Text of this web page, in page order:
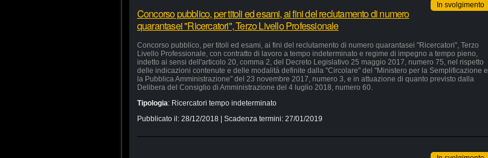
In svolgimento
Concorso pubblico, per titoli ed esami, ai fini del reclutamento di numero
quarantasei "Ricercatori", Terzo Livello Professionale
Concorso pubblico, per titoli ed esami, ai fini del reclutamento di numero quarantasei "Ricercatori", Terzo
Livello Professionale, con contratto di lavoro a tempo indeterminato e regime di impegno a tempo pieno,
indetto ai sensi dell'articolo 20, comma 2, del Decreto Legislativo 25 maggio 2017, numero 75, nel rispetto
delle indicazioni contenute e delle modalità definite dalla "Circolare" del "Ministero per la Semplificazione e
la Pubblica Amministrazione" del 23 novembre 2017, numero 3, e in attuazione di quanto previsto dalla
Delibera del Consiglio di Amministrazione del 4 luglio 2018, numero 60.
Tipologia: Ricercatori tempo indeterminato
Pubblicato il: 28/12/2018 | Scadenza termini: 27/01/2019